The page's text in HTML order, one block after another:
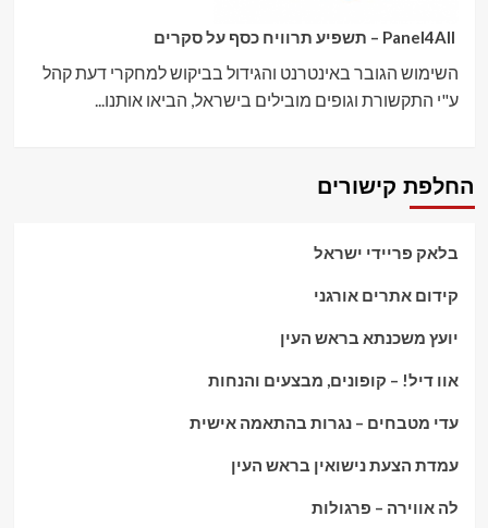
השימוש הגובר באינטרנט והגידול בביקוש למחקרי דעת קהל
ע"י התקשורת וגופים מובילים בישראל, הביאו אותנו...
החלפת קישורים
בלאק פריידי ישראל
קידום אתרים אורגני
יועץ משכנתא בראש העין
אוו דיל! – קופונים, מבצעים והנחות
עדי מטבחים – נגרות בהתאמה אישית
עמדת הצעת נישואין בראש העין
לה אווירה – פרגולות